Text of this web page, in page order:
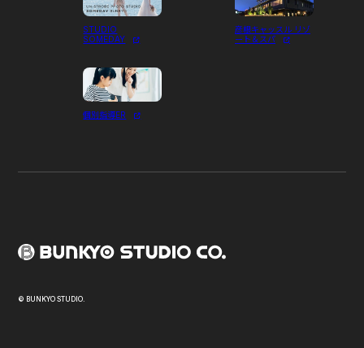
STUDIO
SOMEDAY
彦根キャッスル リゾ
ート＆スパ
個別指導ER
© BUNKYO STUDIO.